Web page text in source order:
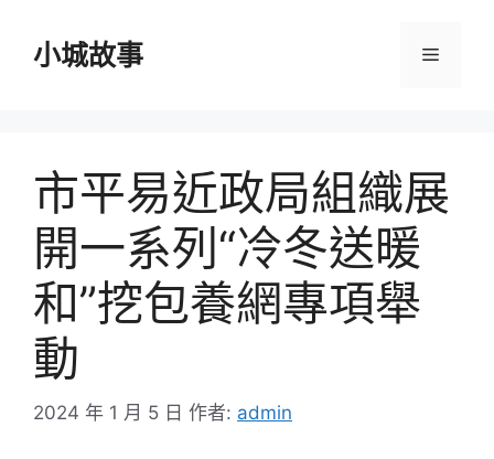
小城故事 選
市平易近政局組織展
開一系列“冷冬送暖
和”挖包養網專項舉
動
2024 年 1 月 5 日 作者: admin